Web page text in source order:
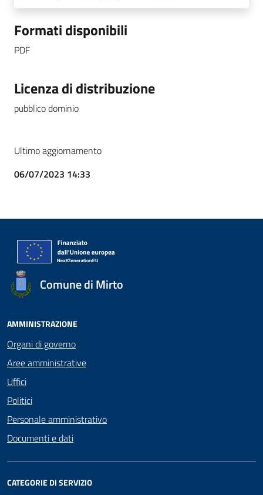
Formati disponibili
PDF
Licenza di distribuzione
pubblico dominio
Ultimo aggiornamento
06/07/2023 14:33
Comune di Mirto
AMMINISTRAZIONE
Organi di governo
Aree amministrative
Uffici
Politici
Personale amministrativo
Documenti e dati
CATEGORIE DI SERVIZIO